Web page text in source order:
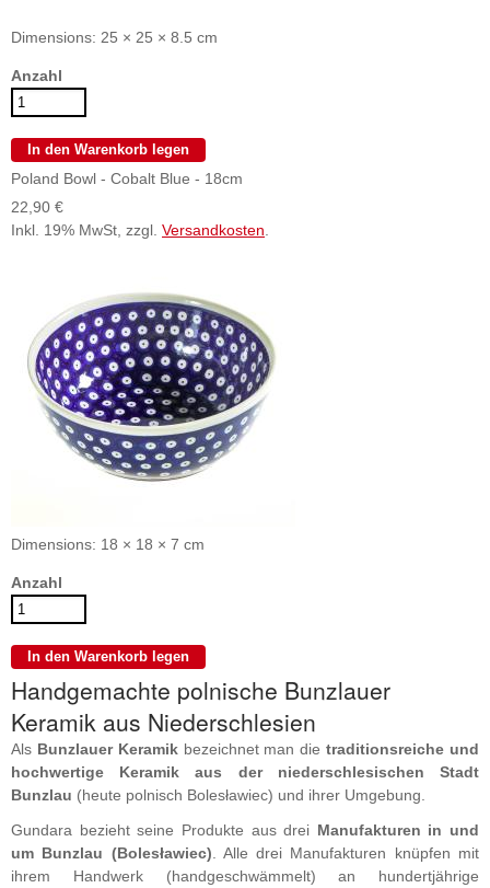
Dimensions: 25 × 25 × 8.5 cm
Anzahl
Poland Bowl - Cobalt Blue - 18cm
22,90 €
Inkl. 19% MwSt, zzgl. Versandkosten
Dimensions: 18 × 18 × 7 cm
Anzahl
Handgemachte polnische Bunzlauer
Keramik aus Niederschlesien
Als Bunzlauer Keramikbezeichnet man dietraditionsreiche und
hochwertige Keramik aus der niederschlesischen Stadt
Bunzlau (heute polnisch Bolesławiec) und ihrer Umgebung.
Gundara bezieht seine Produkte aus drei Manufakturen in und
um Bunzlau (Bolesławiec) . Alle drei Manufakturen knüpfen mit
ihrem Handwerk (handgeschwämmelt) an hundertjährige